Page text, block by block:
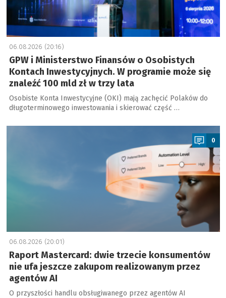
06.08.2026 (20:16)
GPW i Ministerstwo Finansów o Osobistych
Kontach Inwestycyjnych. W programie może się
znaleźć 100 mld zł w trzy lata
Osobiste Konta Inwestycyjne (OKI) mają zachęcić Polaków do
długoterminowego inwestowania i skierować część …
a
0
06.08.2026 (20:01)
Raport Mastercard: dwie trzecie konsumentów
nie ufa jeszcze zakupom realizowanym przez
agentów AI
O przyszłości handlu obsługiwanego przez agentów AI